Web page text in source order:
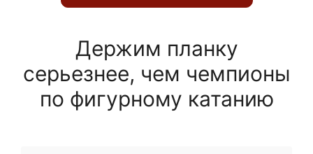
Держим планку
серьезнее, чем чемпионы
по фигурному катанию